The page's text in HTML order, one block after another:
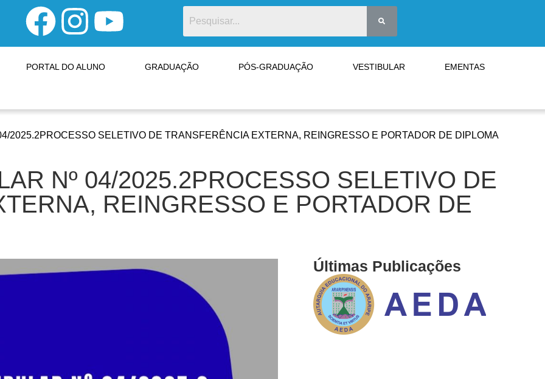
PORTAL DO ALUNO GRADUAÇÃO PÓS-GRADUAÇÃO VESTIBULAR EMENTAS
2025.2PROCESSO SELETIVO DE TRANSFERÊNCIA EXTERNA, REINGRESSO E PORTADOR DE DIPLOMA
Nº 04/2025.2PROCESSO SELETIVO DE
REINGRESSO E PORTADOR DE
Últimas Publicações